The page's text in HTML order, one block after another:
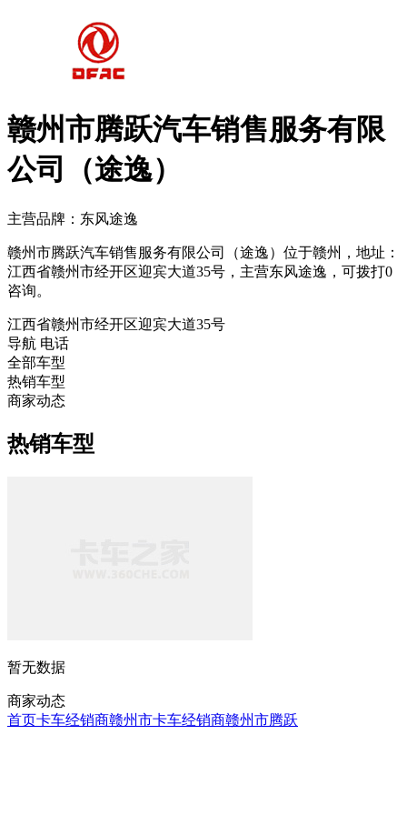
赣州市腾跃汽车销售服务有限
公司（途逸）
主营品牌：东风途逸
赣州市腾跃汽车销售服务有限公司（途逸）位于赣州，地址：
江西省赣州市经开区迎宾大道35号，主营东风途逸，可拨打0
咨询。
江西省赣州市经开区迎宾大道35号
导航 电话
全部车型
热销车型
商家动态
热销车型
暂无数据
商家动态
首页卡车经销商赣州市卡车经销商赣州市腾跃